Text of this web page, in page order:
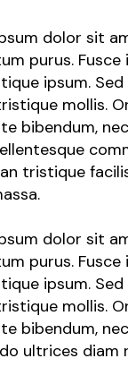
dolor sit
purus.
ipsum.
mollis.
bibendum,
tristique
dolor sit
purus.
ipsum.
mollis.
bibendum,
ultrices diam